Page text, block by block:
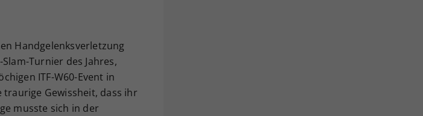
Handgelenksverletzung
Turnier des Jahres,
ITF-W60-Event in
Gewissheit, dass ihr
musste sich in der